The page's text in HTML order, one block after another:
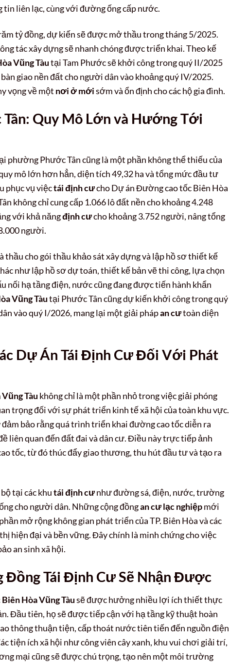
liên lạc, cùng với đường ống cấp nước.
tỷ đồng, dự kiến sẽ được mở thầu trong tháng 5/2025.
tác xây dựng sẽ nhanh chóng được triển khai. Theo kế
Vũng Tàutại Tam Phước sẽ khởi công trong quý II/2025
giao nền đất cho người dân vào khoảng quý IV/2025.
vọng về một nơi ở mớisớm và ổn định cho các hộ gia đình.
Quy Mô Lớn và Hướng Tới
phường Phước Tân cũng là một phần không thể thiếu của
mô lớn hơn hẳn, diện tích 49,32 ha và tổng mức đầu tư
phục vụ việctái định cưcho Dự án Đường cao tốc Biên Hòa
không chỉ cung cấp 1.066 lô đất nền cho khoảng 4.248
với khả năngđịnh cưcho khoảng 3.752 người, nâng tổng
người.
thầu cho gói thầu khảo sát xây dựng và lập hồ sơ thiết kế
như lập hồ sơ dự toán, thiết kế bản vẽ thi công, lựa chọn
nối hạ tầng điện, nước cũng đang được tiến hành khẩn
Vũng Tàutại Phước Tân cũng dự kiến khởi công trong quý
vào quý I/2026, mang lại một giải phápan cưtoàn diện
Dự Án Tái Định Cư Đối Với Phát
Tàu không chỉ là một phần nhỏ trong việc giải phóng
trọng đối với sự phát triển kinh tế xã hội của toàn khu vực.
đảm bảo rằng quá trình triển khai đường cao tốc diễn ra
liên quan đến đất đai và dân cư. Điều này trực tiếp ảnh
tốc, từ đó thúc đẩy giao thương, thu hút đầu tư và tạo ra
tại các khutái định cưnhư đường sá, điện, nước, trường
cho người dân. Những cộng đồngan cư lạc nghiệpmới
mở rộng không gian phát triển của TP. Biên Hòa và các
hiện đại và bền vững. Đây chính là minh chứng cho việc
an sinh xã hội.
Đồng Tái Định Cư Sẽ Nhận Được
Hòa Vũng Tàusẽ được hưởng nhiều lợi ích thiết thực
Đầu tiên, họ sẽ được tiếp cận với hạ tầng kỹ thuật hoàn
thông thuận tiện, cấp thoát nước tiên tiến đến nguồn điện
tiện ích xã hội như công viên cây xanh, khu vui chơi giải trí,
mại cũng sẽ được chú trọng, tạo nên một môi trường